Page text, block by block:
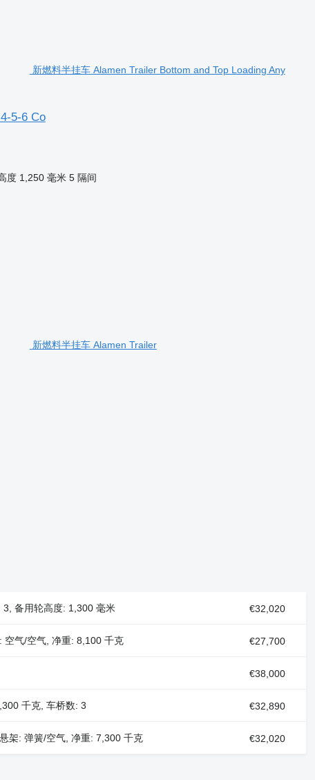
新燃料半挂车 Alamen Trailer Bottom and Top Loading Any
5-6 Co
度 1,250 毫米 5 隔间
新燃料半挂车 Alamen Trailer
备用轮高度: 1,300 毫米 €32,020
空气/空气, 净重: 8,100 千克 €27,700
€38,000
千克, 车桥数: 3 €32,890
架: 弹簧/空气, 净重: 7,300 千克 €32,020